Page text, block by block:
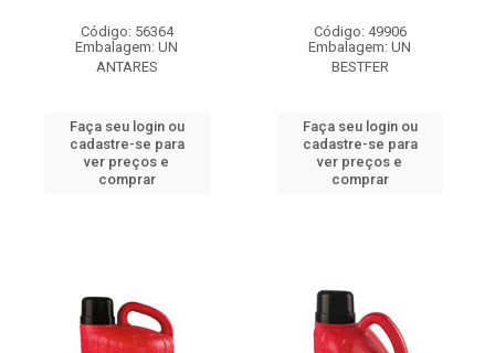
Código: 56364
Embalagem: UN
ANTARES
Faça seu login ou
cadastre-se para
ver preços e
comprar
Código: 49906
Embalagem: UN
BESTFER
Faça seu login ou
cadastre-se para
ver preços e
comprar